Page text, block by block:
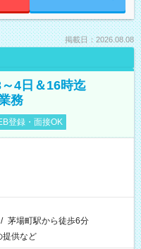
掲載日：2026.08.08
4日＆16時迄
務
登録・面接OK
/ 茅場町駅から徒歩6分
提供など